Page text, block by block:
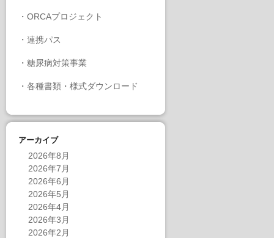
・ ORCAプロジェクト
・ 連携パス
・ 糖尿病対策事業
・ 各種書類・様式ダウンロード
アーカイブ
2026年8月
2026年7月
2026年6月
2026年5月
2026年4月
2026年3月
2026年2月